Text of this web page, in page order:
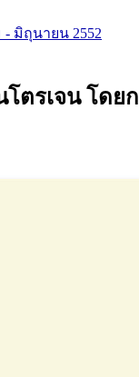
มิถุนายน 2552
ตรเจน โด